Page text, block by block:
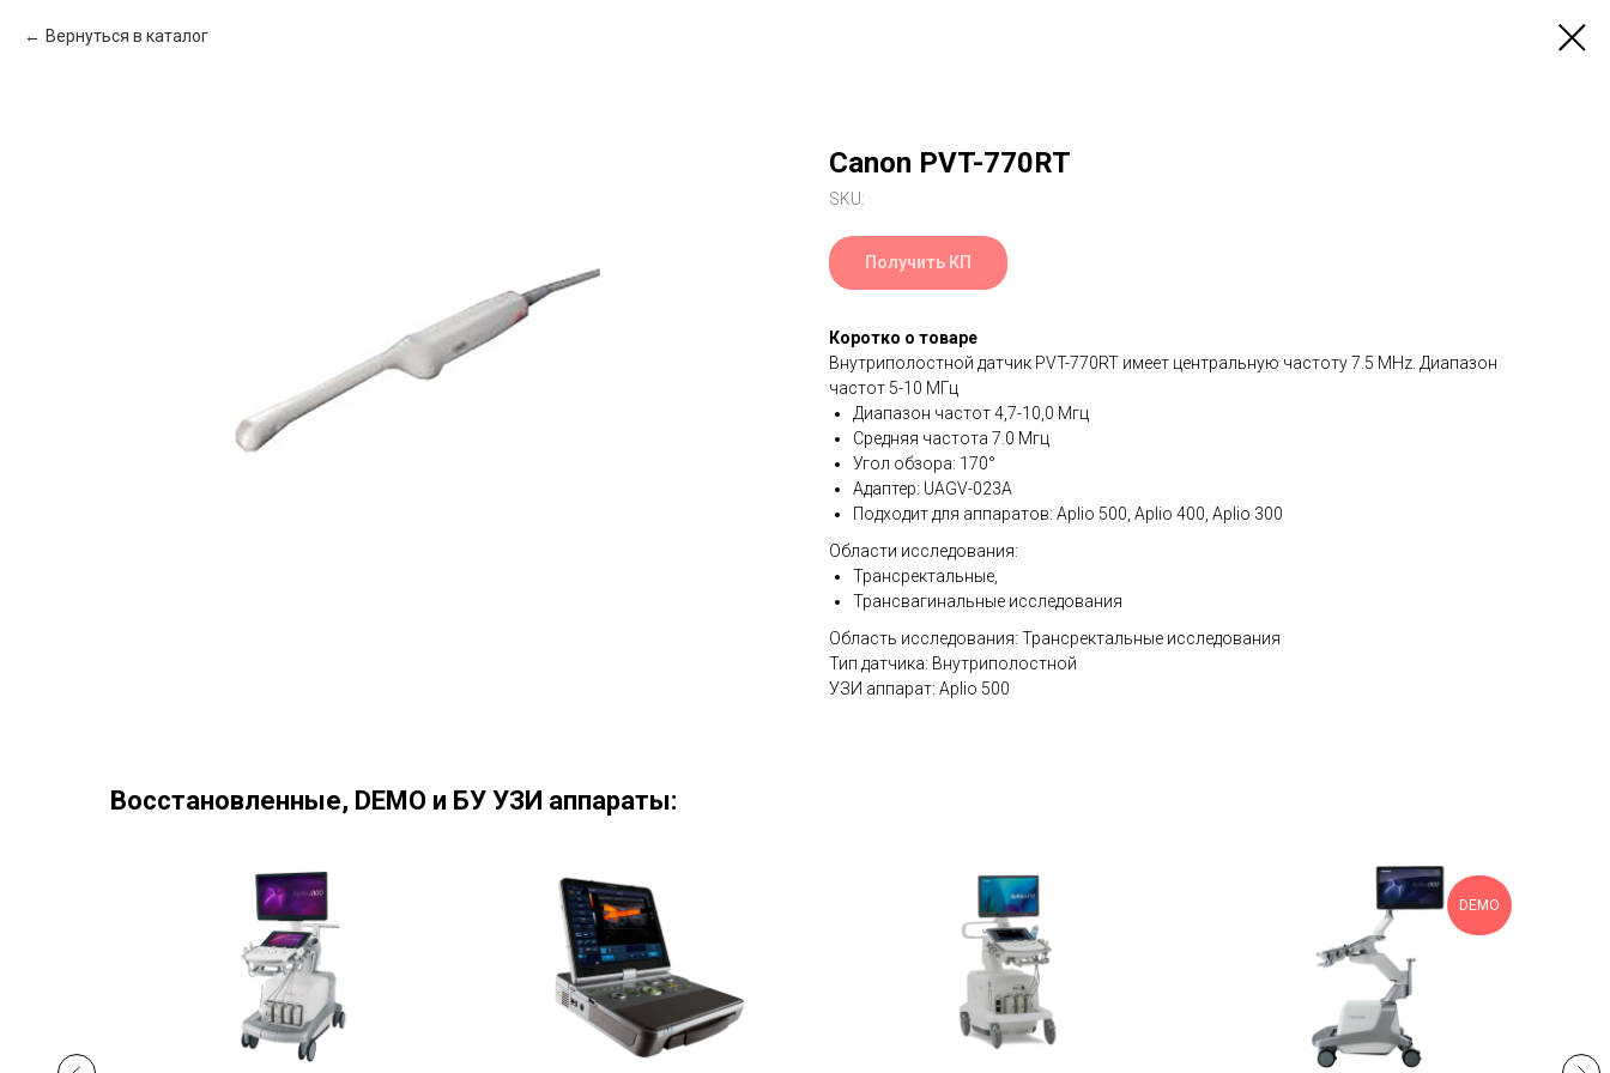
Вернуться в каталог
Canon PVT-770RT
SKU:
Получить КП
Коротко о товаре
Внутриполостной датчик PVT-770RT имеет центральную частоту 7.5 MHz. Диапазон
частот 5-10 МГц
Диапазон частот 4,7-10,0 Мгц
Средняя частота 7.0 Мгц
Угол обзора: 170°
Адаптер: UAGV-023A
Подходит для аппаратов: Aplio 500, Aplio 400, Aplio 300
Области исследования:
Трансректальные,
Трансвагинальные исследования
Область исследования: Трансректальные исследования
Тип датчика: Внутриполостной
УЗИ аппарат: Aplio 500
Восстановленные, DEMO и БУ УЗИ аппараты:
DEMO